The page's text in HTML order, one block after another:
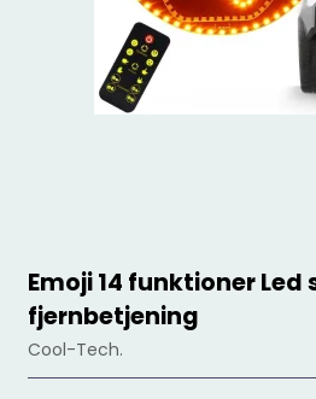
Emoji 14 funktioner Led
fjernbetjening
Cool-Tech.